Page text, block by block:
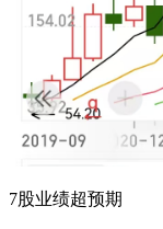
7股业绩超预期